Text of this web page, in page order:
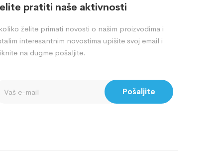
pratiti naše aktivnosti
želite primati novosti o našim proizvodima i
interesantnim novostima upišite svoj email i
na dugme pošaljite.
Pošaljite